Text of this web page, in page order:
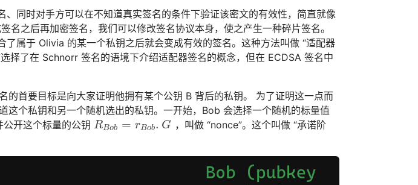
同时对手方可以在不知道真实签名的条件下验证该密文的有效性，简直就像
名之后再加密签名，我们可以修改签名协议本身，使之产生一种碎片签名。
了属于 Olivia 的某一个私钥之后就会变成有效的签名。这种方法叫做 “适配器
择了在 Schnorr 签名的语境下介绍适配器签名的概念，但在 ECDSA 签名中
的首要目标是向大家证明他拥有某个公钥 B 背后的私钥。 为了证明这一点而
这个私钥和另一个随机选出的私钥。一开始，Bob 会选择一个随机的标量值
公开这个标量的公钥RBob = rBob. G
RBob =rB ob.G
，叫做 “nonce”。这个叫做 “承诺阶